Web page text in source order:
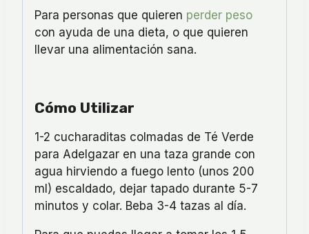
Para personas que quieren perder peso
con ayuda de una dieta, o que quieren
llevar una alimentación sana.
Cómo Utilizar
1-2 cucharaditas colmadas de Té Verde
para Adelgazar en una taza grande con
agua hirviendo a fuego lento (unos 200
ml) escaldado, dejar tapado durante 5-7
minutos y colar. Beba 3-4 tazas al día.